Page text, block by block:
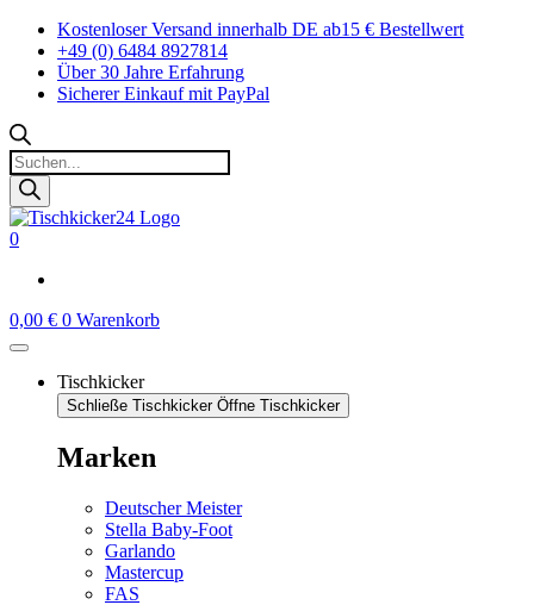
Zum
Inhalt
springen
Kostenloser Versand innerhalb DE ab15 € Bestellwert
+49 (0) 6484 8927814
Über 30 Jahre Erfahrung
Sicherer Einkauf mit PayPal
Products
search
0
0,00 € 0 Warenkorb
Tischkicker
Schließe Tischkicker Öffne Tischkicker
Marken
Deutscher Meister
Stella Baby-Foot
Garlando
Mastercup
FAS